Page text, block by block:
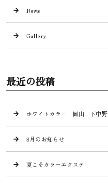
News
Gallery
最近の投稿
ホワイトカラー 岡山 下中野
8月のお知らせ
夏こそカラーエクステ